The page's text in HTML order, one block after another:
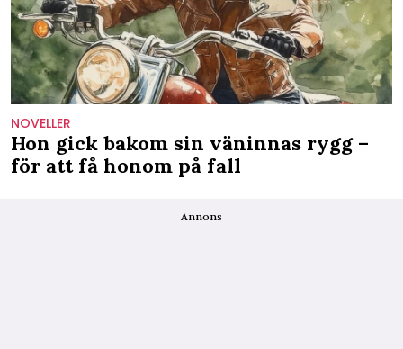
NOVELLER
Hon gick bakom sin väninnas rygg –
för att få honom på fall
Annons